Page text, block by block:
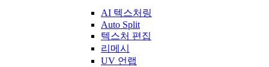
AI 텍스처링
Auto Split
텍스처 편집
리메시
UV 언랩